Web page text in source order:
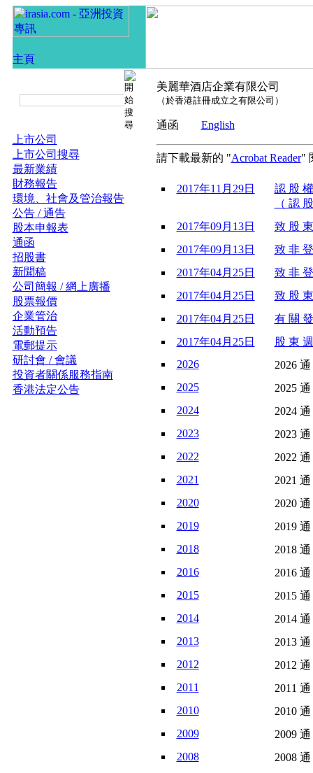
上市公司
上市公司搜尋
最新業績
財務報告
環境、社會及管治報告
公告 / 通告
股本申報表
通函
招股書
新聞稿
公司簡報 / 網上廣播
股票報價
企業管治
活動預告
電郵提示
研討會 / 會議
投資者關係服務指南
香港法定公告
美麗華酒店企業有限公司
（於香港註冊成立之有限公司）
通函 English
請下載最新的 "Acrobat Reader"
2017年11月29日
認 股
（ 認
2017年09月13日
致 股
2017年09月13日
致 非
2017年04月25日
致 非
2017年04月25日
致 股
2017年04月25日
有 關
2017年04月25日
股 東
2026
2026
2025
2025
2024
2024
2023
2023
2022
2022
2021
2021
2020
2020
2019
2019
2018
2018
2016
2016
2015
2015
2014
2014
2013
2013
2012
2012
2011
2011
2010
2010
2009
2009
2008
2008